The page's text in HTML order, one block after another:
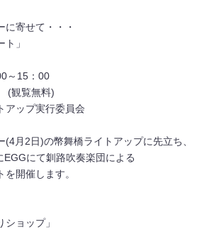
寄せて・・・
」
15：00
観覧無料)
ップ実行委員会
2日)の幣舞橋ライトアップに先立ち、
にて釧路吹奏楽団による
開催します。
ョップ」